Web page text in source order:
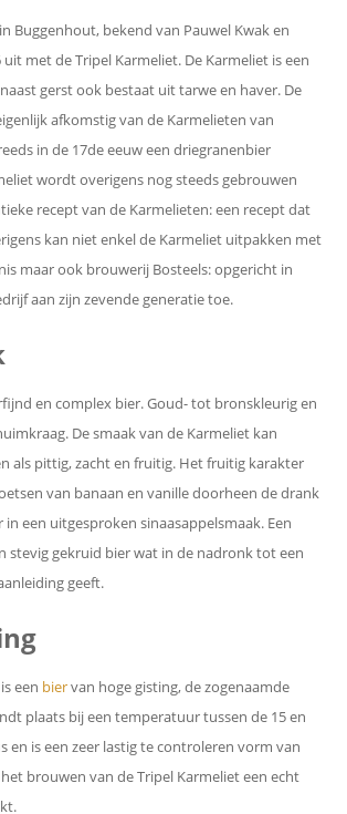
Buggenhout, bekend van Pauwel Kwak en
uit met de Tripel Karmeliet. De Karmeliet is een
gerst ook bestaat uit tarwe en haver. De
afkomstig van de Karmelieten van
in de 17de eeuw een driegranenbier
wordt overigens nog steeds gebrouwen
recept van de Karmelieten: een recept dat
kan niet enkel de Karmeliet uitpakken met
maar ook brouwerij Bosteels: opgericht in
aan zijn zevende generatie toe.
en complex bier. Goud- tot bronskleurig en
De smaak van de Karmeliet kan
als pittig, zacht en fruitig. Het fruitig karakter
van banaan en vanille doorheen de drank
een uitgesproken sinaasappelsmaak. Een
stevig gekruid bier wat in de nadronk tot een
geeft.
een biervan hoge gisting, de zogenaamde
plaats bij een temperatuur tussen de 15 en
en is een zeer lastig te controleren vorm van
brouwen van de Tripel Karmeliet een echt